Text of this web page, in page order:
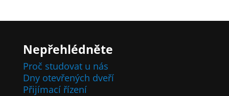
Nepřehlédněte
Proč studovat u nás
Dny otevřených dveří
Přijímací řízení